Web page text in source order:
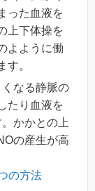
った血液を
上下体操を
よように働
す。
なる静脈の
たり血液を
かかとの上
の産生が高
の方法